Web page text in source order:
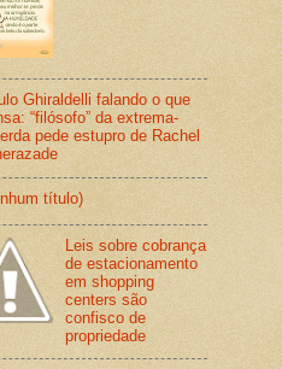
Ghiraldelli falando o que
“filósofo” da extrema-
pede estupro de Rachel
título)
Leis sobre cobrança
de estacionamento
em shopping
centers são
confisco de
propriedade